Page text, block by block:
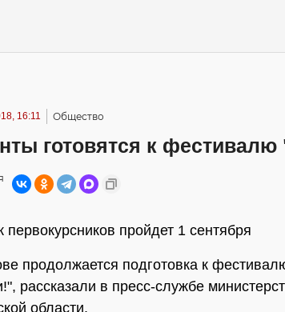
16:11 Общество
готовятся к
первокурсников пройдет 1 сентября
продолжается подготовка к
рассказали в пресс-службе
области.